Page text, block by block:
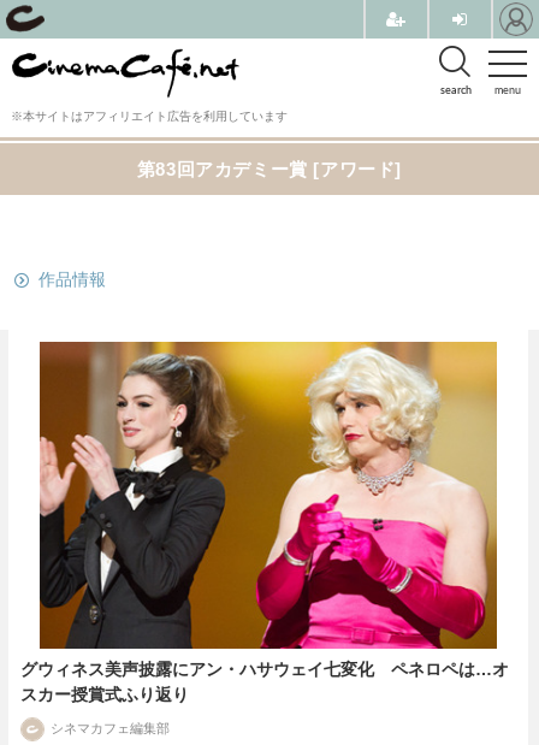
menu
search
※本サイトはアフィリエイト広告を利用しています
第83回アカデミー賞 [アワード]
作品情報
グウィネス美声披露にアン・ハサウェイ七変化 ペネロペは…オ
スカー授賞式ふり返り
シネマカフェ編集部